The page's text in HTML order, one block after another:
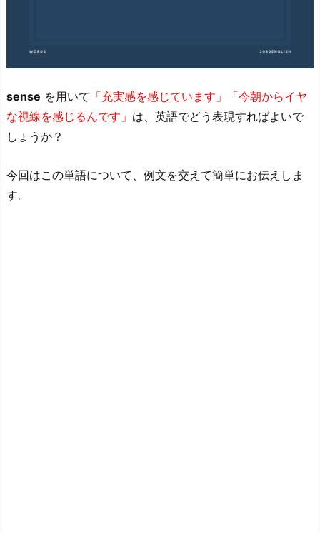
sense を用いて 「充実感を感じています」「今朝からイヤ
な視線を感じるんです」 は、英語でどう表現すればよいで
しょうか？
今回はこの単語について、例文を交えて簡単にお伝えしま
す。